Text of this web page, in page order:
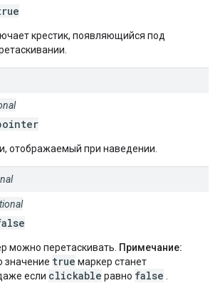
крестик, появляющийся под
отображаемый при наведении.
можно перетаскивать. Примечание:
значение true маркер станет
если clickable равно false